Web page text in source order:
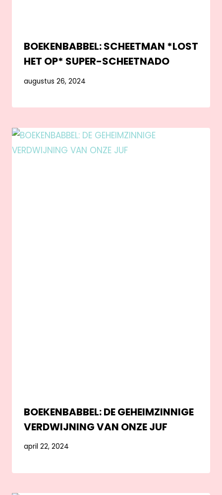
BOEKENBABBEL: SCHEETMAN *LOST
HET OP* SUPER-SCHEETNADO
augustus 26, 2024
BOEKENBABBEL: DE GEHEIMZINNIGE
VERDWIJNING VAN ONZE JUF
april 22, 2024